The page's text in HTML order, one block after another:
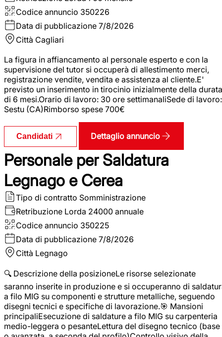
Codice annuncio 350226
Data di pubblicazione 7/8/2026
Città Cagliari
La figura in affiancamento al personale esperto e con la
supervisione del tutor si occuperà di allestimento merci,
registrazione vendite, vendita e assistenza al cliente.E'
previsto un inserimento in tirocinio inizialmente della durata
di 6 mesi.Orario di lavoro: 30 ore settimanaliSede di lavoro:
Sestu (CA)Rimborso spese 700€
Candidati Dettaglio annuncio
Personale per Saldatura
Legnago e Cerea
Tipo di contratto Somministrazione
Retribuzione Lorda 24000 annuale
Codice annuncio 350225
Data di pubblicazione 7/8/2026
Città Legnago
🔍 Descrizione della posizioneLe risorse selezionate
saranno inserite in produzione e si occuperanno di
a filo MIG su componenti e strutture metalliche, seguendo
disegni tecnici e specifiche di lavorazione.🎯 Mansioni
principaliEsecuzione di saldature a filo MIG su carpenteria
medio-leggera o pesanteLettura del disegno tecnico (base